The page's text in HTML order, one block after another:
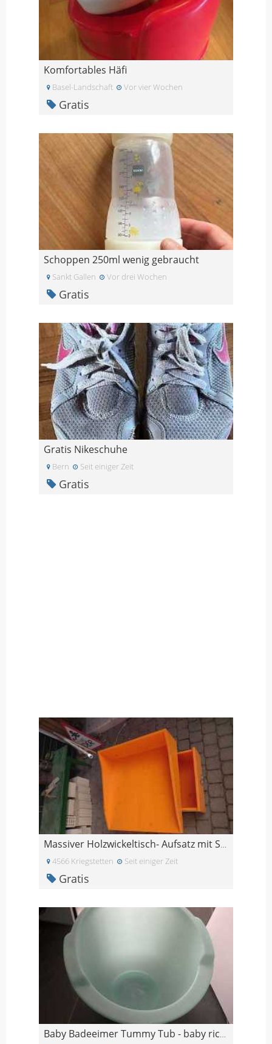
Komfortables Häfi
Basel-Landschaft Vor vier Wochen
Gratis
Schoppen 250ml wenig gebraucht
Sankt Gallen Vor drei Wochen
Gratis
Gratis Nikeschuhe
Bern Seit einiger Zeit
Gratis
Massiver Holzwickeltisch- Aufsatz mit Schublade
4566 Kriegstetten Seit einiger Zeit
Gratis
Baby Badeeimer Tummy Tub - baby richtig baden - Ba